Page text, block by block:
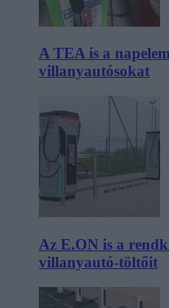
A TEA is a
villanyautósokat
Az E.ON is a
villanyautó-töltőit